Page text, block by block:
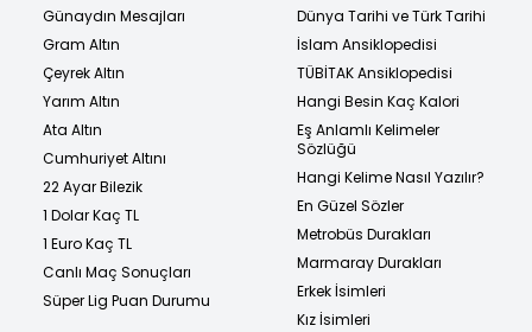
Günaydın Mesajları
Gram Altın
Çeyrek Altın
Yarım Altın
Ata Altın
Cumhuriyet Altını
22 Ayar Bilezik
1 Dolar Kaç TL
1 Euro Kaç TL
Canlı Maç Sonuçları
Süper Lig Puan Durumu
Dünya Tarihi ve Türk Tarihi
İslam Ansiklopedisi
TÜBİTAK Ansiklopedisi
Hangi Besin Kaç Kalori
Eş Anlamlı Kelimeler
Sözlüğü
Hangi Kelime Nasıl Yazılır?
En Güzel Sözler
Metrobüs Durakları
Marmaray Durakları
Erkek İsimleri
Kız İsimleri